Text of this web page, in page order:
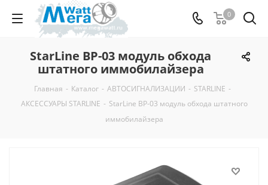
0
StarLine BP-03 модуль обхода
штатного иммобилайзера
Главная - Каталог - АВТОСИГНАЛИЗАЦИИ - STARLINE -
АКСЕССУАРЫ STARLINE - StarLine BP-03 модуль обхода штатного
иммобилайзера